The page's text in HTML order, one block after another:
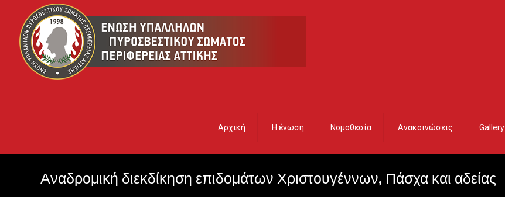
Αρχική Η ένωση Νομοθεσία Ανακοινώσεις Gallery
Αναδρομική διεκδίκηση επιδομάτων Χριστουγέννων, Πάσχα και αδείας